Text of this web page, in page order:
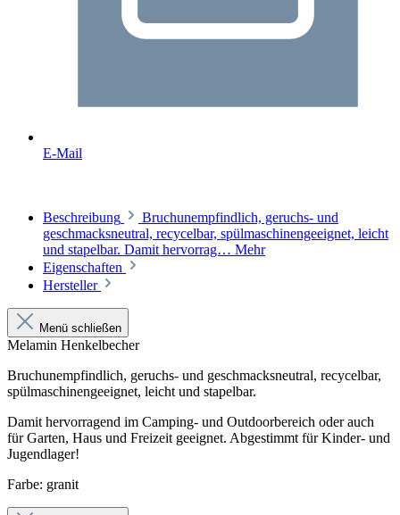
E-Mail
Beschreibung
Bruchunempfindlich, geruchs- und
geschmacksneutral, recycelbar, spülmaschinengeeignet, leicht
und stapelbar. Damit hervorrag… Mehr
Eigenschaften
Hersteller
Menü schließen
Melamin Henkelbecher
Bruchunempfindlich, geruchs- und geschmacksneutral, recycelbar,
spülmaschinengeeignet, leicht und stapelbar.
Damit hervorragend im Camping- und Outdoorbereich oder auch
für Garten, Haus und Freizeit geeignet. Abgestimmt für Kinder- und
Jugendlager!
Farbe: granit